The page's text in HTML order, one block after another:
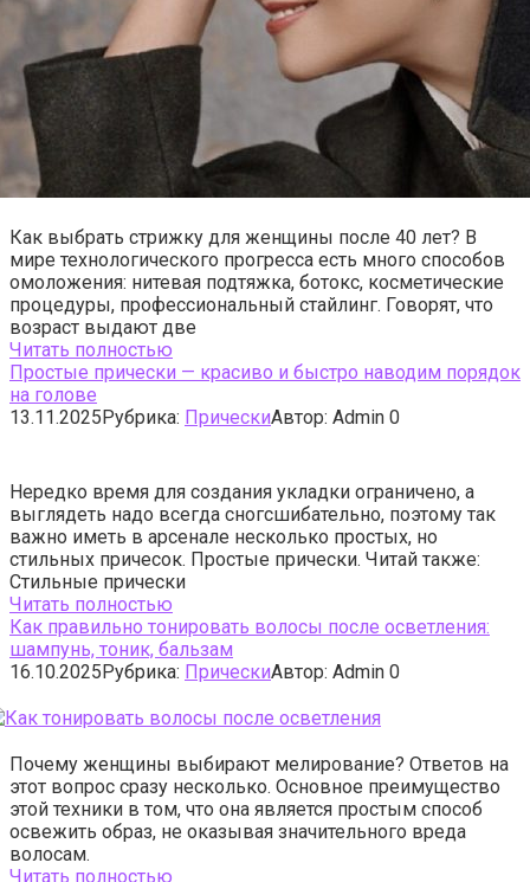
Как выбрать стрижку для женщины после 40 лет? В
мире технологического прогресса есть много способов
омоложения: нитевая подтяжка, ботокс, косметические
процедуры, профессиональный стайлинг. Говорят, что
возраст выдают две
Читать полностью
Простые прически — красиво и быстро наводим порядок
на голове
13.11.2025 Рубрика: ПрическиАвтор: Admin 0
Нередко время для создания укладки ограничено, а
выглядеть надо всегда сногсшибательно, поэтому так
важно иметь в арсенале несколько простых, но
стильных причесок. Простые прически. Читай также:
Стильные прически
Читать полностью
Как правильно тонировать волосы после осветления:
шампунь, тоник, бальзам
16.10.2025 Рубрика: ПрическиАвтор: Admin 0
Почему женщины выбирают мелирование? Ответов на
этот вопрос сразу несколько. Основное преимущество
этой техники в том, что она является простым способ
освежить образ, не оказывая значительного вреда
волосам.
Читать полностью